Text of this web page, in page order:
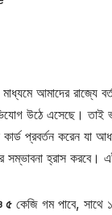
আমাদের রাজ্যে
উঠে এসেছে। তাই
প্রবর্তন করেন যা
সম্ভাবনা হ্রাস
৫ কেজি গম পাবে, সাথে